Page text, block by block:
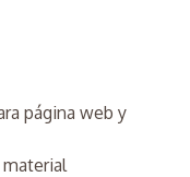
página web y